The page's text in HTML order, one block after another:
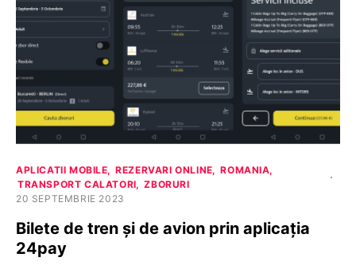
APLICATII MOBILE REZERVARI ONLINE
ROMANIA
TRANSPORT CALATORI
ZBORURI
20 SEPTEMBRIE 2023
Bilete de tren și de avion prin aplicația
24pay